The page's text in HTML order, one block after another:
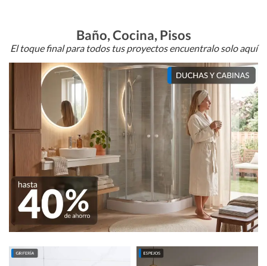
Baño, Cocina, Pisos
El toque final para todos tus proyectos encuentralo solo aquí